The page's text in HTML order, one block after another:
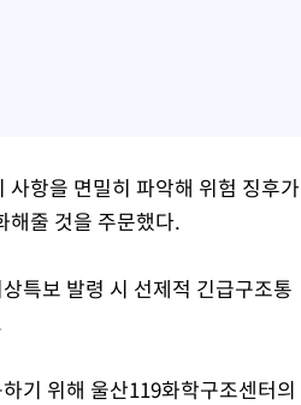
항을 면밀히 파악해 위험 징후가
해줄 것을 주문했다.
특보 발령 시 선제적 긴급구조통
기 위해 울산119화학구조센터의